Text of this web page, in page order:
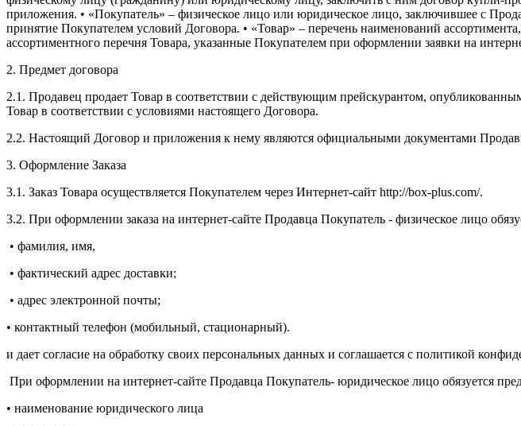
приложения. • «Покупатель» – физическое лицо или юридическое лицо, заключившее с
принятие Покупателем условий Договора. • «Товар» – перечень наименований
ассортиментного перечня Товара, указанные Покупателем при оформлении заявки на
2. Предмет договора
2.1. Продавец продает Товар в соответствии с действующим прейскурантом,
Товар в соответствии с условиями настоящего Договора.
2.2. Настоящий Договор и приложения к нему являются официальными документами
3. Оформление Заказа
3.1. Заказ Товара осуществляется Покупателем через Интернет-сайт http://box-plus.com/.
3.2. При оформлении заказа на интернет-сайте Продавца Покупатель - физическое лицо
• фамилия, имя,
• фактический адрес доставки;
• адрес электронной почты;
• контактный телефон (мобильный, стационарный).
и дает согласие на обработку своих персональных данных и соглашается с политикой
При оформлении на интернет-сайте Продавца Покупатель- юридическое лицо обязуется
• наименование юридического лица